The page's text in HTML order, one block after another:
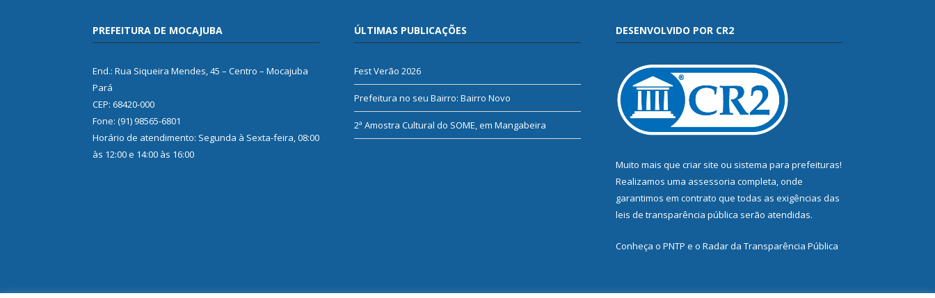
PREFEITURA DE MOCAJUBA
End.: Rua Siqueira Mendes, 45 – Centro – Mocajuba
Pará
CEP: 68420-000
Fone: (91) 98565-6801
Horário de atendimento: Segunda à Sexta-feira, 08:00
às 12:00 e 14:00 às 16:00
ÚLTIMAS PUBLICAÇÕES
Fest Verão 2026
Prefeitura no seu Bairro: Bairro Novo
2ª Amostra Cultural do SOME, em Mangabeira
DESENVOLVIDO POR CR2
Muito mais que criar site ou sistema para prefeituras!
Realizamos uma assessoria completa, onde
garantimos em contrato que todas as exigências das
leis de transparência pública serão atendidas.
Conheça o PNTP e o Radar da Transparência Pública